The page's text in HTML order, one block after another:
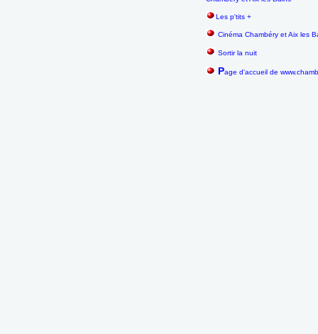
Les p'tits +
Cinéma Chambéry et Aix les
Sortir la nuit
Page d'accueil de